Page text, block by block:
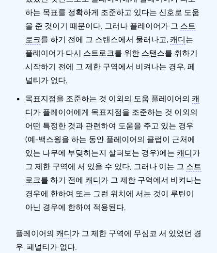
하는 목표를 정확하게 조준하고 있다는 신호로 도움
을 준 것이기 때문이다. 그러나 플레이어가 그 스트
로크를 하기 전에 그 스탠스에서 물러나고, 캐디는
플레이어가 다시 스트로크를 위한 스탠스를 취하기
시작하기 전에 그 제한 구역에서 비켜나는 경우, 페
널티가 없다.
목표지점을 조준하는 것 이외의 도움 플레이어의 캐
디가 플레이어에게 목표지점을 조준하는 것 이외의
어떤 특정한 것과 관련하여 도움을 주고 있는 경우
(예-백스윙을 하는 동안 플레이어의 클럽이 근처에
있는 나무에 부딪히는지 살펴보는 경우)에는 캐디가
그 제한 구역에 서 있을 수 있다. 그러나 이는 그 스트
로크를 하기 전에 캐디가 그 제한 구역에서 비켜나는
경우에 한하여 또는 그런 위치에 서는 것이 루틴이
아닌 경우에 한하여 적용된다.
플레이어의 캐디가 그 제한 구역에 무심코 서 있었던 경
우, 페널티가 없다.